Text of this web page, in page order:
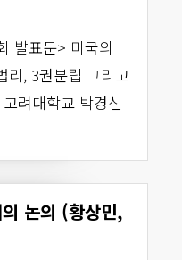
발표문> 미국의
, 3권분립 그리고
려대학교 박경신
논의 (황상민,